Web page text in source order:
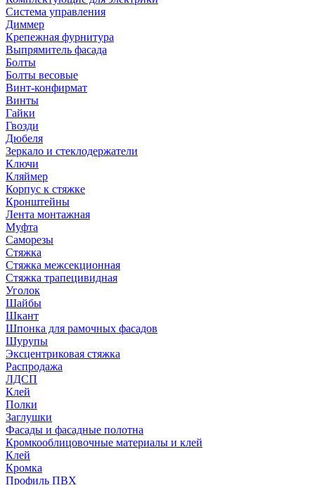
Система управления
Диммер
Крепежная фурнитура
Выпрямитель фасада
Болты
Болты весовые
Винт-конфирмат
Винты
Гайки
Гвозди
Дюбеля
Зеркало и стеклодержатели
Ключи
Кляймер
Корпус к стяжке
Кронштейны
Лента монтажная
Муфта
Саморезы
Стяжка
Стяжка межсекционная
Стяжка трапецивидная
Уголок
Шайбы
Шкант
Шпонка для рамочных фасадов
Шурупы
Эксцентриковая стяжка
Распродажа
ЛДСП
Клей
Полки
Заглушки
Фасады и фасадные полотна
Кромкооблицовочные материалы и клей
Клей
Кромка
Профиль ПВХ